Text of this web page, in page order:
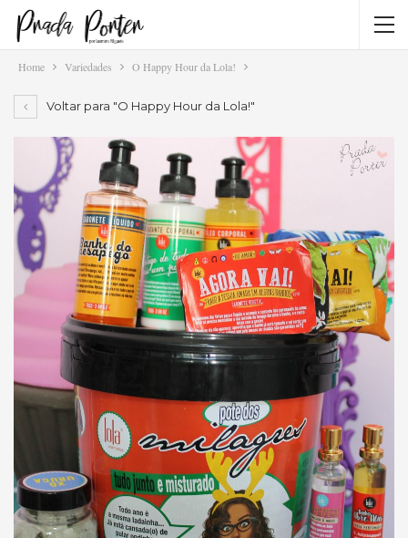
Home Variedades O Happy Hour da Lola!
Voltar para "O Happy Hour da Lola!"